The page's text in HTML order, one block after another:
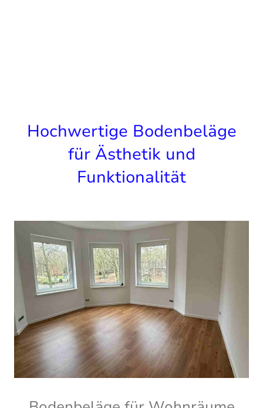
Hochwertige Bodenbeläge
für Ästhetik und
Funktionalität